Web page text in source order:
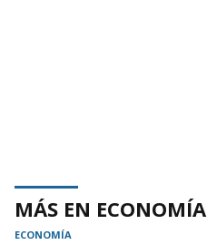
MÁS EN ECONOMÍA
ECONOMÍA